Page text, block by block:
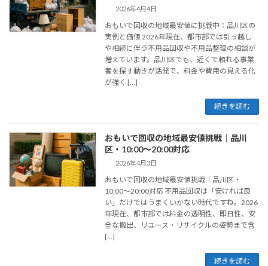
2026年4月4日
おもいで回収の地域最安値に挑戦中：品川区の
実例と価値 2026年現在、都市部では引っ越し
や相続に伴う不用品回収や不用品整理の相談が
増えています。品川区でも、近くで頼れる事業
者を探す動きが活発で、料金や費用の見える化
が強く […]
続きを読む
おもいで回収の地域最安値挑戦｜品川
区・10:00〜20:00対応
2026年4月3日
おもいで回収の地域最安値挑戦｜品川区・
10:00〜20:00対応 不用品回収は「安ければ良
い」だけではうまくいかない時代ですね。2026
年現在、都市部では料金の透明性、即日性、安
全な搬出、リユース・リサイクルの姿勢まで含
[…]
続きを読む